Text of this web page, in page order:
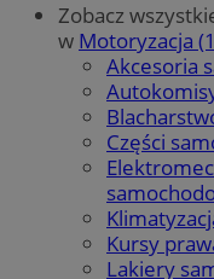
Zobacz
w Motoryzacja
Akcesoria
Części
Kursy
Lakiery